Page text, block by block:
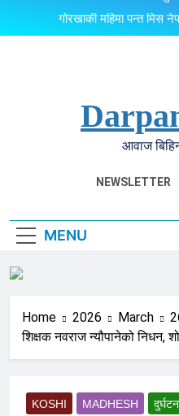
गोरखाकी महिमा पन्त मिस
आवाज
NEWSLETTER
MENU
Home 2026 March
शिक्षक नवराज न्यौपानेको निधन,
KOSHI MADHESH